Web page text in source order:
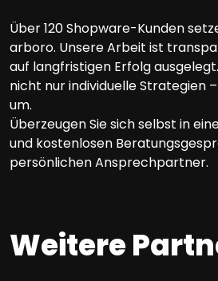
Über 120 Shopware-Kunden
arboro. Unsere Arbeit ist
auf langfristigen Erfolg
nicht nur individuelle Strategien
um.
Überzeugen Sie sich selbst in
und kostenlosen
persönlichen Ansprechpartner.
Weitere